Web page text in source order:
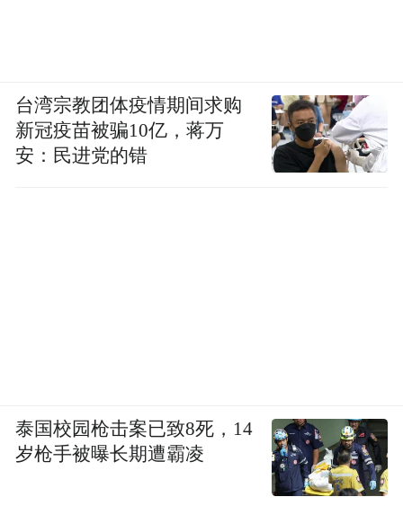
台湾宗教团体疫情期间求购
新冠疫苗被骗10亿，蒋万
安：民进党的错
泰国校园枪击案已致8死，14
岁枪手被曝长期遭霸凌